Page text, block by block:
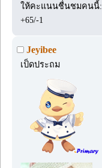
ให้คะแนนชื่นชมคนนี้:
+65/-1
Jeyibee
เป็ดประถม